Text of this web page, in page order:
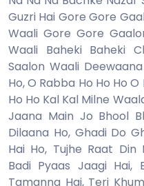
Guzri Hai Gore Gore
Waali Gore Gore
Waali Baheki Baheki
Saalon Waali
Ho, O Rabba Ho Ho Ho
Ho Ho Kal Kal Milne
Jaana Main Jo Bhool
Dilaana Ho, Ghadi Do
Hai Ho, Tujhe Raat Din
Badi Pyaas Jaagi Hai,
Tamanna Hai, Teri